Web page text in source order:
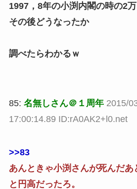
1997，8年の小渕内閣の時の2
その後どうなったか
調べたらわかるｗ
85: 名無しさん＠１周年 2015/
17:00:14.89 ID:rA0AK2+l0.net
>>83
あんときゃ小渕さんが死んだあ
と円高だったろ。